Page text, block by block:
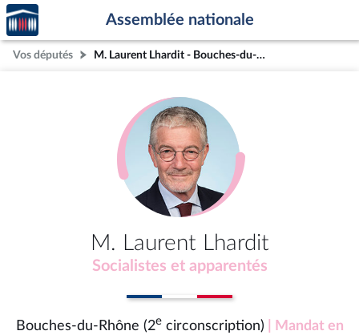
Aller au contenu
Aller en bas de la page
Accèder
à la
page
d'accueil
Assemblée nationale
Vos députés M. Laurent Lhardit - Bouches-du-Rhône (2e circonscription)
M. Laurent Lhardit
Socialistes et apparentés
Bouches-du-Rhône (2ecirconscription)
| Mandat en